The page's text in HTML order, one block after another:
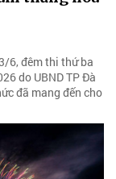
6, đêm thi thứ ba
do UBND TP Đà
đã mang đến cho